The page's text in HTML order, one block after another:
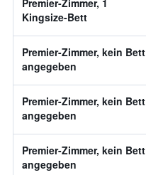
Premier-Zimmer, 1
Kingsize-Bett
Premier-Zimmer, kein Bett
angegeben
Premier-Zimmer, kein Bett
angegeben
Premier-Zimmer, kein Bett
angegeben